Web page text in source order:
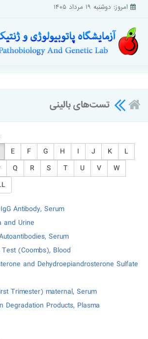
امروز: دوشنبه ۱۹ مرداد ۱۴۰۵
تست‌های بالینی
E F G H I J K
L
Q R S T U V
W
Antibody, Serum
and Urine
Serum
(Coombs), Blood
and Dehydroepiandrosterone Sulfate
Trimester) maternal, Serum
Degradation Products, Plasma